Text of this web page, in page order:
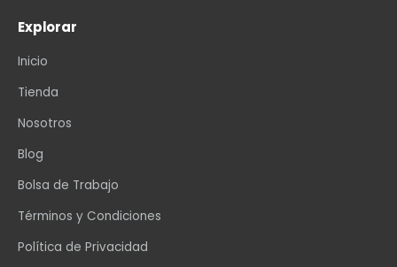
Explorar
Inicio
Tienda
Nosotros
Blog
Bolsa de Trabajo
Términos y Condiciones
Política de Privacidad